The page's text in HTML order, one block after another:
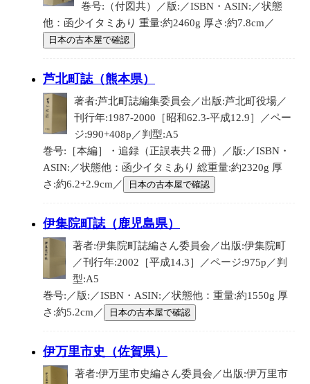
巻号:（付図共）／版:／ISBN・ASIN:／状態
他：函少イタミあり 重量:約2460g 厚さ:約7.8cm／
日本の古本屋で確認
芦北町誌（熊本県）
著者:芦北町誌編集委員会／出版:芦北町役場／
刊行年:1987-2000［昭和62.3-平成12.9］／ペー
ジ:990+408p／判型:A5
巻号:［本編］・追録（正誤表共２冊）／版:／ISBN・
ASIN:／状態他：函少イタミあり 総重量:約2320g 厚
さ:約6.2+2.9cm／
日本の古本屋で確認
伊集院町誌（鹿児島県）
著者:伊集院町誌編さん委員会／出版:伊集院町
／刊行年:2002［平成14.3］／ページ:975p／判
型:A5
巻号:／版:／ISBN・ASIN:／状態他：重量:約1550g 厚
さ:約5.2cm／
日本の古本屋で確認
伊万里市史（佐賀県）
著者:伊万里市史編さん委員会／出版:伊万里市